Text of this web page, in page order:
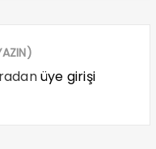
üye girişi